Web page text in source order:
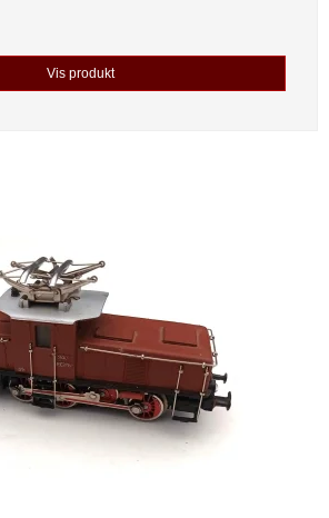
Vis produkt